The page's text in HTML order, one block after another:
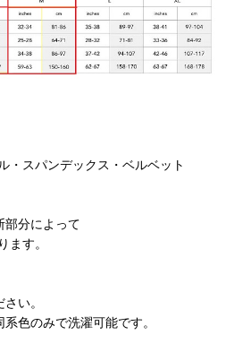
・スパンデックス・ベルベット
部分によって
ます。
い。
色のみで洗濯可能です。